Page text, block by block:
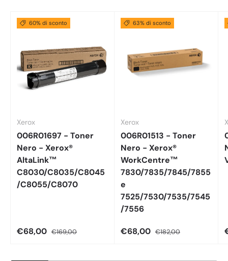
60% di sconto
Xerox
006R01697 - Toner
Nero - Xerox®
AltaLink™
C8030/C8035/C8045
/C8055/C8070
€68,00 €169,00
63% di sconto
Xerox
006R01513 - Toner
Nero - Xerox®
WorkCentre™
7830/7835/7845/7855
e
7525/7530/7535/7545
/7556
€68,00 €182,00